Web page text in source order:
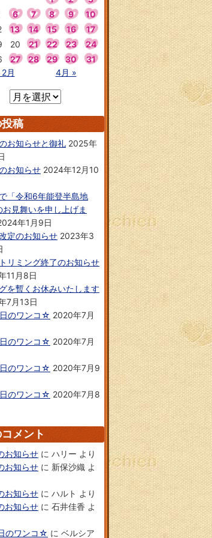
6 7 8 9
10
13 14 15 16
17
20 21 22 23
24
27 28 29 30
31
月
4月 »
稿
お知らせと御礼 2025年
お知らせ 2024年12月10
「令和6年能登半島地
お見舞いを申し上げま
年1月9日
定のお知らせ 2023年3
リミング終了のお知らせ
11月8日
を暫くお休みいたします
7月13日
のワンコ☆ 2020年7月
のワンコ☆ 2020年7月
のワンコ☆ 2020年7月9
のワンコ☆ 2020年7月8
メント
お知らせ に ハリー より
お知らせ に 新保沙織 よ
お知らせ に ハルト より
お知らせ に 石井佳香 よ
のワンコ☆ に ベルシア